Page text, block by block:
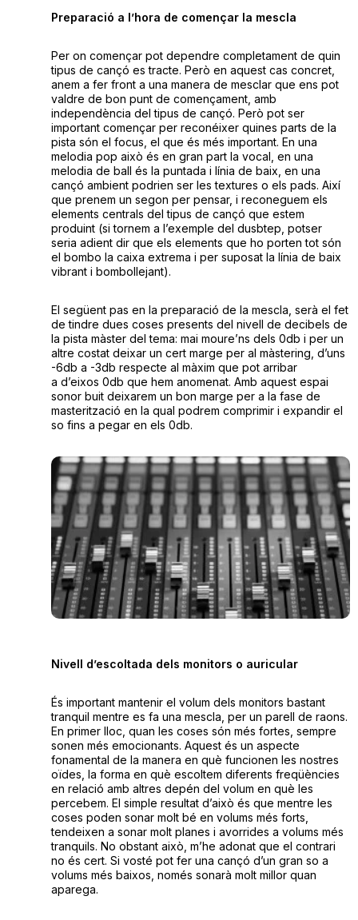
Preparació a l’hora de començar la mescla
Per on començar pot dependre completament de quin
tipus de cançó es tracte. Però en aquest cas concret,
anem a fer front a una manera de mesclar que ens pot
valdre de bon punt de començament, amb
independència del tipus de cançó. Però pot ser
important començar per reconéixer quines parts de la
pista són el focus, el que és més important. En una
melodia pop això és en gran part la vocal, en una
melodia de ball és la puntada i línia de baix, en una
cançó ambient podrien ser les textures o els pads. Així
que prenem un segon per pensar, i reconeguem els
elements centrals del tipus de cançó que estem
produint (si tornem a l’exemple del dusbtep, potser
seria adient dir que els elements que ho porten tot són
el bombo la caixa extrema i per suposat la línia de baix
vibrant i bombollejant).
El següent pas en la preparació de la mescla, serà el fet
de tindre dues coses presents del nivell de decibels de
la pista màster del tema: mai moure’ns dels 0db i per un
altre costat deixar un cert marge per al màstering, d’uns
-6db a -3db respecte al màxim que pot arribar
a d’eixos 0db que hem anomenat. Amb aquest espai
sonor buit deixarem un bon marge per a la fase de
masterització en la qual podrem comprimir i expandir el
so fins a pegar en els 0db.
Nivell d’escoltada dels monitors o auricular
És important mantenir el volum dels monitors bastant
tranquil mentre es fa una mescla, per un parell de raons.
En primer lloc, quan les coses són més fortes, sempre
sonen més emocionants. Aquest és un aspecte
fonamental de la manera en què funcionen les nostres
oïdes, la forma en què escoltem diferents freqüències
en relació amb altres depén del volum en què les
percebem. El simple resultat d’això és que mentre les
coses poden sonar molt bé en volums més forts,
tendeixen a sonar molt planes i avorrides a volums més
tranquils. No obstant això, m’he adonat que el contrari
no és cert. Si vosté pot fer una cançó d’un gran so a
volums més baixos, només sonarà molt millor quan
aparega.